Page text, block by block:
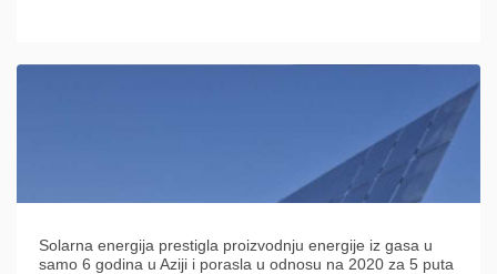
Solarna energija prestigla proizvodnju energije iz gasa u
samo 6 godina u Aziji i porasla u odnosu na 2020 za 5 puta